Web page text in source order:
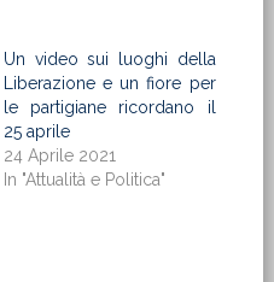
Un video sui luoghi della
Liberazione e un fiore per
le partigiane ricordano il
25 aprile
24 Aprile 2021
In "Attualità e Politica"